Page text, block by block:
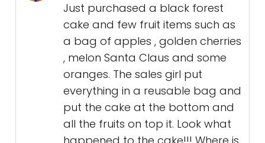
Just purchased a black forest
cake and few fruit items such as
a bag of apples , golden cherries
, melon Santa Claus and some
oranges. The sales girl put
everything in a reusable bag and
put the cake at the bottom and
all the fruits on top it. Look what